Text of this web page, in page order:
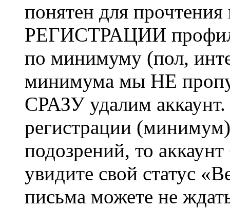
понятен для
РЕГИСТРАЦИИ профиль
по минимуму (пол,
минимума мы НЕ
СРАЗУ удалим
регистрации
подозрений, то
увидите свой статус
письма можете не